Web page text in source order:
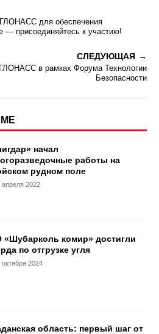
для обеспечения
— присоединяйтесь к участию!
СЛЕДУЮЩАЯ
в рамках Форума Технологии
Безопасности
начал
работы на
рудном поле
апреля 2022
«Шубарколь комир» достигли
по отгрузке угля
октября 2024
область: первый шаг от